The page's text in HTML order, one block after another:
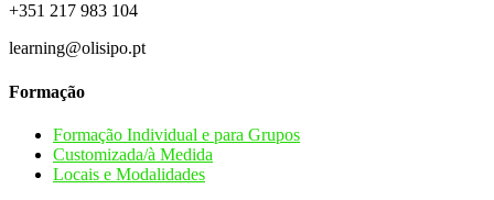
+351 217 983 104
learning@olisipo.pt
Formação
Formação Individual e para Grupos
Customizada/à Medida
Locais e Modalidades